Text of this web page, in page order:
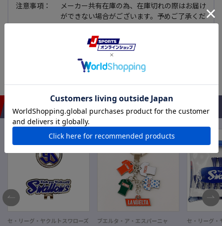
注意事項：
メーカー共有在庫の為、在庫切れの際はお届け
ができない場合がございます。予めご了承くだ
さい。
セール価格商品については使用できない等、明
らかな不良品で無い限り原則として返品・交換
できませんので予めご了承下さい。
おすすめアイテム
セ・リーグ・ヤクルトスワローズ ブエルタ・ア・エスパーニャ セ・リーグ・